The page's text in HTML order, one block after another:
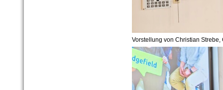
Vorstellung von Christian Strebe,